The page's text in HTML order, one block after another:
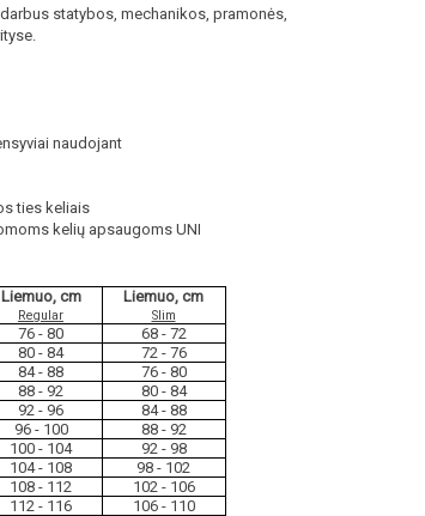
statybos, mechanikos, pramonės,
naudojant
ties keliais
kelių apsaugoms UNI
Liemuo, cm
Regular
Liemuo, cm
Slim
76 - 80
68 - 72
80 - 84
72 - 76
84 - 88
76 - 80
88 - 92
80 - 84
92 - 96
84 - 88
96 - 100
88 - 92
100 - 104
92 - 98
104 - 108
98 - 102
108 - 112
102 - 106
112 - 116 106 - 110